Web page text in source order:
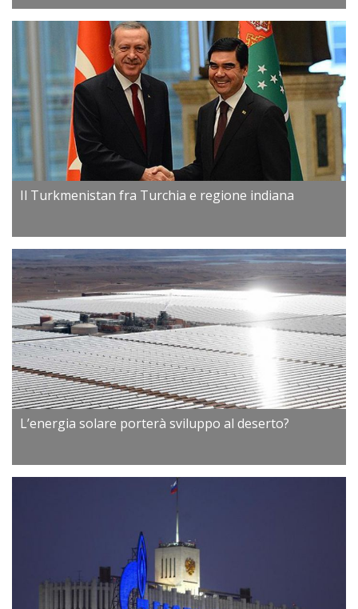
Il Turkmenistan fra Turchia e regione indiana
L’energia solare porterà sviluppo al deserto?